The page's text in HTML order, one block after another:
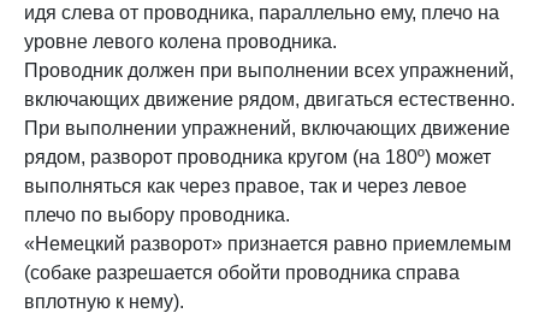
идя слева от проводника, параллельно ему, плечо на
уровне левого колена проводника.
Проводник должен при выполнении всех упражнений,
включающих движение рядом, двигаться естественно.
При выполнении упражнений, включающих движение
рядом, разворот проводника кругом (на 180º) может
выполняться как через правое, так и через левое
плечо по выбору проводника.
«Немецкий разворот» признается равно приемлемым
(собаке разрешается обойти проводника справа
вплотную к нему).